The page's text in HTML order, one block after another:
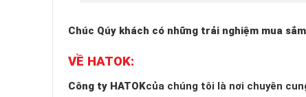
Chúc Qúy khách có những trải nghiệm mua
VỀ HATOK:
Công ty HATOKcủa chúng tôi là nơi chuyên